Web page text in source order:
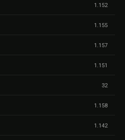
1.152
1.155
1.157
1.151
32
1.158
1.142